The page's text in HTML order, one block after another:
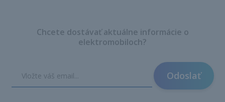
Chcete dostávať aktuálne informácie o
elektromobiloch?
Odoslať